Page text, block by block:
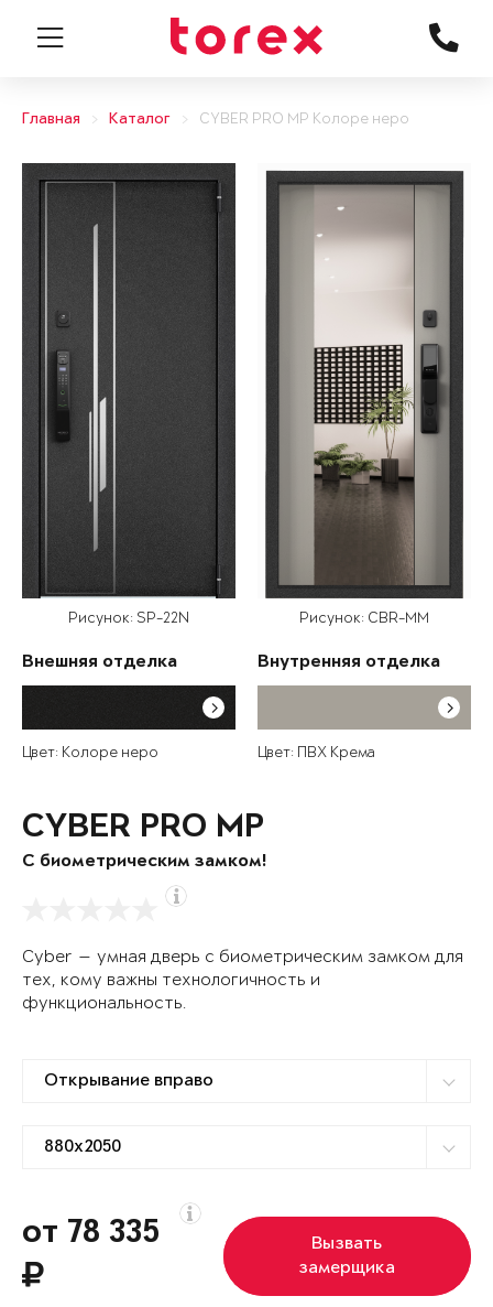
Главная Каталог CYBER PRO MP Колоре неро
Рисунок: SP-22N
Внешняя отделка
Цвет: Колоре неро
Рисунок: CBR-MM
Внутренняя отделка
Цвет: ПВХ Крема
CYBER PRO MP
С биометрическим замком!
Cyber — умная дверь с биометрическим замком для
тех, кому важны технологичность и
функциональность.
от 78 335
Вызвать
замерщика